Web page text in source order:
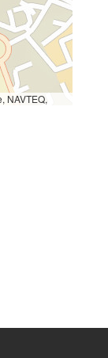
NAVTEQ,